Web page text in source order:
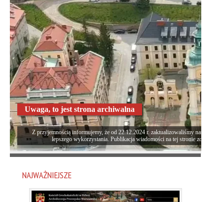
Uwaga, to jest strona archiwalna
Z przyjemnością informujemy, że od 22.12.2024 r. zaktualizowaliśmy naszą
lepszego wykorzystania. Publikacja wiadomości na tej stronie została
NAJWAŻNIEJSZE